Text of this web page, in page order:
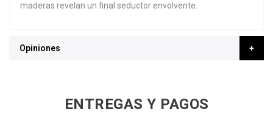
maderas revelan un final seductor envolvente.
Opiniones
ENTREGAS Y PAGOS